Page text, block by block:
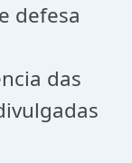
defesa
das